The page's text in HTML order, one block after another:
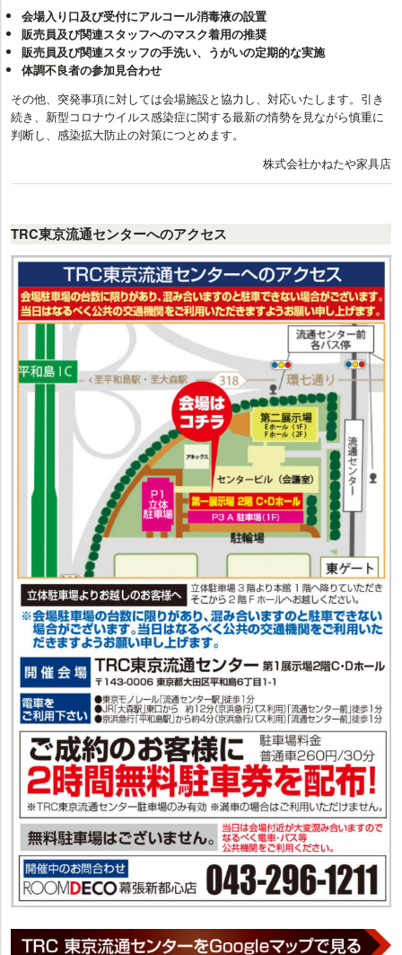
会場入り口及び受付にアルコール消毒液の設置
販売員及び関連スタッフへのマスク着用の推奨
販売員及び関連スタッフの手洗い、うがいの定期的な実施
体調不良者の参加見合わせ
その他、突発事項に対しては会場施設と協力し、対応いたします。引き
続き、新型コロナウイルス感染症に関する最新の情勢を見ながら慎重に
判断し、感染拡大防止の対策につとめます。
株式会社かねたや家具店
TRC東京流通センターへのアクセス